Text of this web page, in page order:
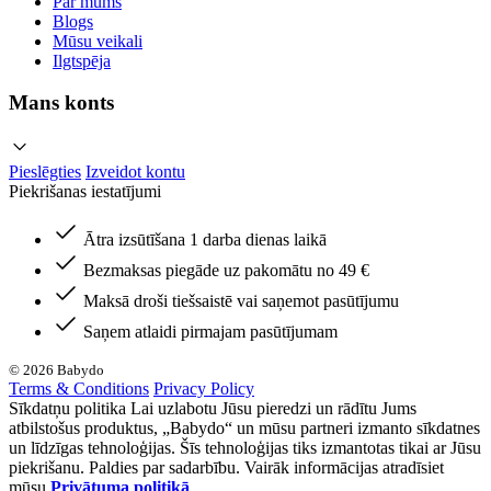
Blogs
Mūsu veikali
Ilgtspēja
Mans konts
Pieslēgties Izveidot kontu
Piekrišanas iestatījumi
Ātra izsūtīšana 1 darba dienas laikā
Bezmaksas piegāde uz pakomātu no 49 €
Maksā droši tiešsaistē vai saņemot pasūtījumu
Saņem atlaidi pirmajam pasūtījumam
© 2026 Babydo
Terms & Conditions Privacy Policy
Sīkdatņu politika Lai uzlabotu Jūsu pieredzi un rādītu Jums
atbilstošus produktus, „Babydo“ un mūsu partneri izmanto sīkdatnes
un līdzīgas tehnoloģijas. Šīs tehnoloģijas tiks izmantotas tikai ar Jūsu
piekrišanu. Paldies par sadarbību. Vairāk informācijas atradīsiet
mūsu Privātuma politikā